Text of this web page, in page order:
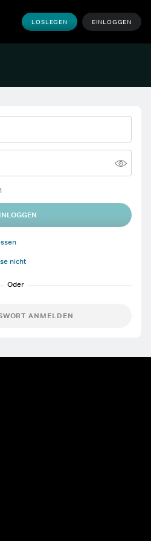
LOSLEGEN EINLOGGEN
nicht
ANMELDEN